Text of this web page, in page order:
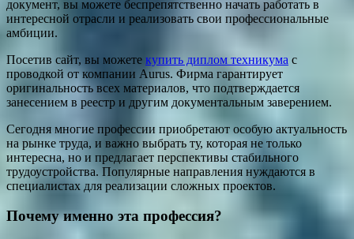
документ, вы можете беспрепятственно начать работать в
интересной отрасли и реализовать свои профессиональные
амбиции.
Посетив сайт, вы можете купить диплом техникума с
проводкой от компании Aurus. Фирма гарантирует
оригинальность всех материалов, что подтверждается
занесением в реестр и другим документальным заверением.
Сегодня многие профессии приобретают особую актуальность
на рынке труда, и важно выбрать ту, которая не только
интересна, но и предлагает перспективы стабильного
трудоустройства. Популярные направления нуждаются в
специалистах для реализации сложных проектов.
Почему именно эта профессия?